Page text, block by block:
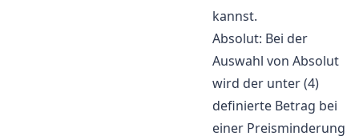
kannst.
Absolut: Bei der
Auswahl von Absolut
wird der unter (4)
definierte Betrag bei
einer Preisminderung